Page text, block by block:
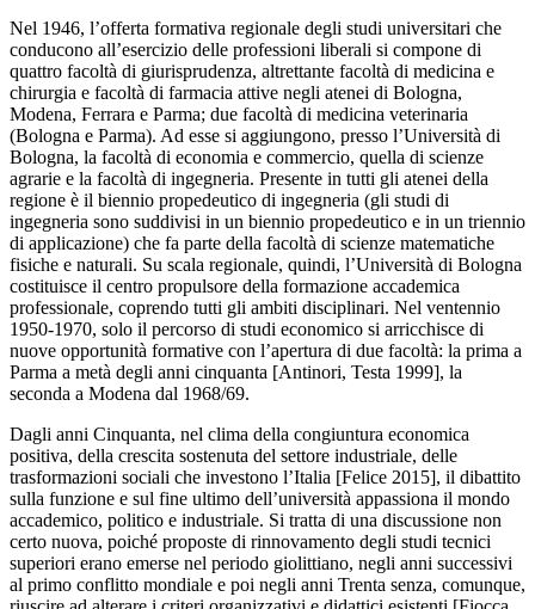
Nel 1946, l’offerta formativa regionale degli studi universitari che
conducono all’esercizio delle professioni liberali si compone di
quattro facoltà di giurisprudenza, altrettante facoltà di medicina e
chirurgia e facoltà di farmacia attive negli atenei di Bologna,
Modena, Ferrara e Parma; due facoltà di medicina veterinaria
(Bologna e Parma). Ad esse si aggiungono, presso l’Università di
Bologna, la facoltà di economia e commercio, quella di scienze
agrarie e la facoltà di ingegneria. Presente in tutti gli atenei della
regione è il biennio propedeutico di ingegneria (gli studi di
ingegneria sono suddivisi in un biennio propedeutico e in un triennio
di applicazione) che fa parte della facoltà di scienze matematiche
fisiche e naturali. Su scala regionale, quindi, l’Università di Bologna
costituisce il centro propulsore della formazione accademica
professionale, coprendo tutti gli ambiti disciplinari. Nel ventennio
1950-1970, solo il percorso di studi economico si arricchisce di
nuove opportunità formative con l’apertura di due facoltà: la prima a
Parma a metà degli anni cinquanta [Antinori, Testa 1999], la
seconda a Modena dal 1968/69.
Dagli anni Cinquanta, nel clima della congiuntura economica
positiva, della crescita sostenuta del settore industriale, delle
trasformazioni sociali che investono l’Italia [Felice 2015], il dibattito
sulla funzione e sul fine ultimo dell’università appassiona il mondo
accademico, politico e industriale. Si tratta di una discussione non
certo nuova, poiché proposte di rinnovamento degli studi tecnici
superiori erano emerse nel periodo giolittiano, negli anni successivi
al primo conflitto mondiale e poi negli anni Trenta senza, comunque,